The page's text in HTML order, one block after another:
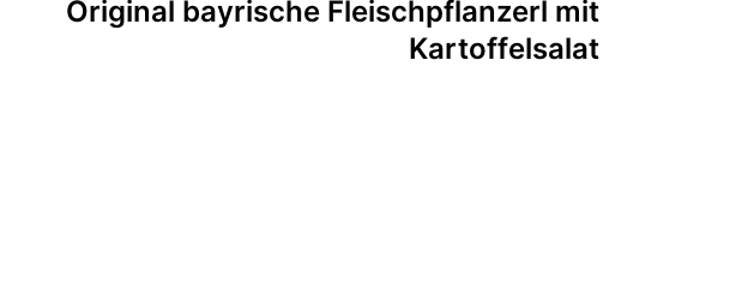
Original bayrische Fleischpflanzerl mit
Kartoffelsalat